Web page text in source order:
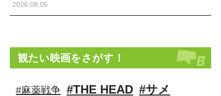
2026.08.05
観たい映画をさがす！
#麻薬戦争 #THE HEAD #サメ